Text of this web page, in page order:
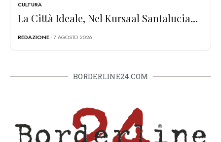
CULTURA
La Città Ideale, Nel Kursaal Santalucia...
REDAZIONE- 7 AGOSTO 2026
BORDERLINE24.COM